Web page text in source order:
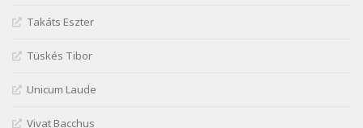
Szélkiáltó
Szélkiáltó
József Attila: Szerelmesvers
Takáts Eszter
Tüskés Tibor
Unicum Laude
Vivat Bacchus